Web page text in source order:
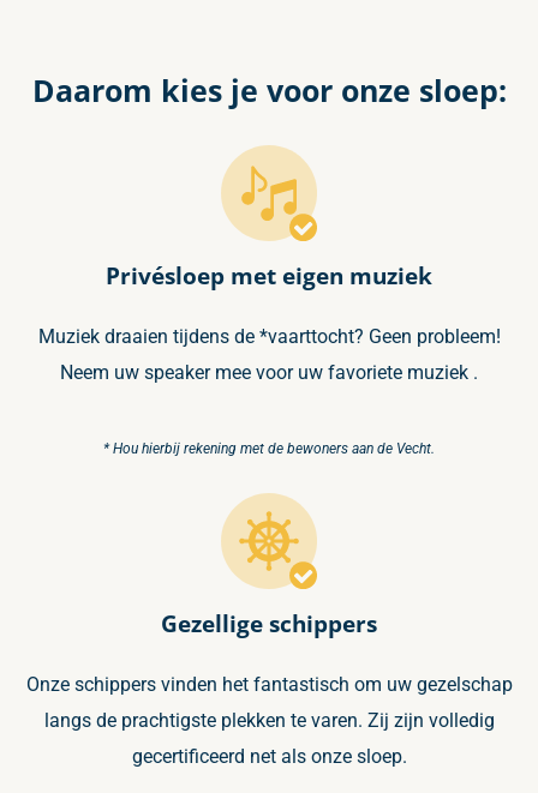
Daarom kies je voor onze sloep:
Privésloep met eigen muziek
Muziek draaien tijdens de *vaarttocht? Geen probleem!
Neem uw speaker mee voor uw favoriete muziek .
* Hou hierbij rekening met de bewoners aan de Vecht.
Gezellige schippers
Onze schippers vinden het fantastisch om uw gezelschap
langs de prachtigste plekken te varen. Zij zijn volledig
gecertificeerd net als onze sloep.